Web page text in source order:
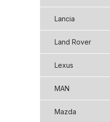
Lancia
Land Rover
Lexus
MAN
Mazda